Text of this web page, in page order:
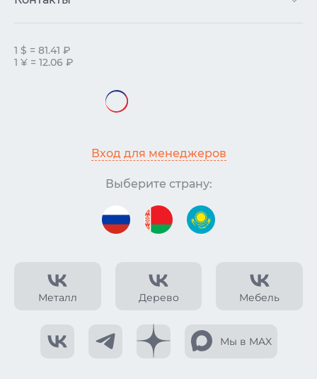
Металл Дерево Мебель
Мы в MAX
1 $ = 81.41 ₽
1 ¥ = 12.06 ₽
Вход для менеджеров
Выберите страну: